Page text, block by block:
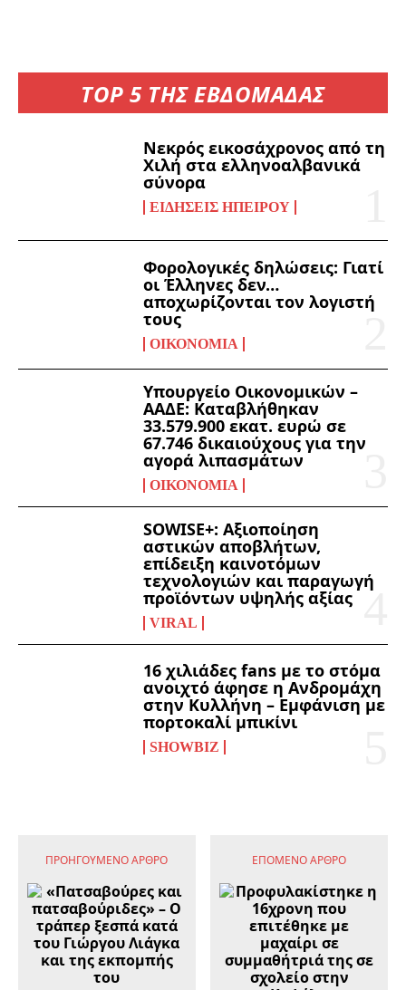
TOP 5 ΤΗΣ ΕΒΔΟΜΑΔΑΣ
Νεκρός εικοσάχρονος από τη
Χιλή στα ελληνοαλβανικά
σύνορα
ΕΙΔΉΣΕΙΣ ΗΠΕΊΡΟΥ
Φορολογικές δηλώσεις: Γιατί
οι Έλληνες δεν…
αποχωρίζονται τον λογιστή
τους
ΟΙΚΟΝΟΜΊΑ
Υπουργείο Οικονομικών –
ΑΑΔΕ: Καταβλήθηκαν
33.579.900 εκατ. ευρώ σε
67.746 δικαιούχους για την
αγορά λιπασμάτων
ΟΙΚΟΝΟΜΊΑ
SOWISE+: Αξιοποίηση
αστικών αποβλήτων,
επίδειξη καινοτόμων
τεχνολογιών και παραγωγή
προϊόντων υψηλής αξίας
VIRAL
16 χιλιάδες fans με το στόμα
ανοιχτό άφησε η Ανδρομάχη
στην Κυλλήνη – Εμφάνιση με
πορτοκαλί μπικίνι
SHOWBIZ
ΠΡΟΗΓΟΎΜΕΝΟ ΆΡΘΡΟ ΕΠΌΜΕΝΟ ΆΡΘΡΟ